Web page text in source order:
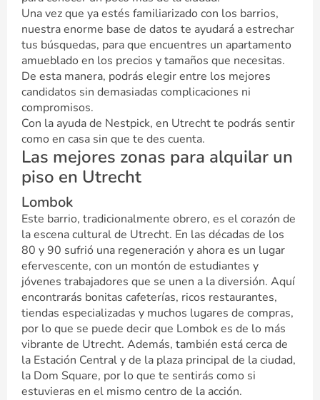
Una vez que ya estés familiarizado con los barrios,
nuestra enorme base de datos te ayudará a estrechar
tus búsquedas, para que encuentres un apartamento
amueblado en los precios y tamaños que necesitas.
De esta manera, podrás elegir entre los mejores
candidatos sin demasiadas complicaciones ni
compromisos.
Con la ayuda de Nestpick, en Utrecht te podrás sentir
como en casa sin que te des cuenta.
Las mejores zonas para alquilar un
piso en Utrecht
Lombok
Este barrio, tradicionalmente obrero, es el corazón de
la escena cultural de Utrecht. En las décadas de los
80 y 90 sufrió una regeneración y ahora es un lugar
efervescente, con un montón de estudiantes y
jóvenes trabajadores que se unen a la diversión. Aquí
encontrarás bonitas cafeterías, ricos restaurantes,
tiendas especializadas y muchos lugares de compras,
por lo que se puede decir que Lombok es de lo más
vibrante de Utrecht. Además, también está cerca de
la Estación Central y de la plaza principal de la ciudad,
la Dom Square, por lo que te sentirás como si
estuvieras en el mismo centro de la acción.